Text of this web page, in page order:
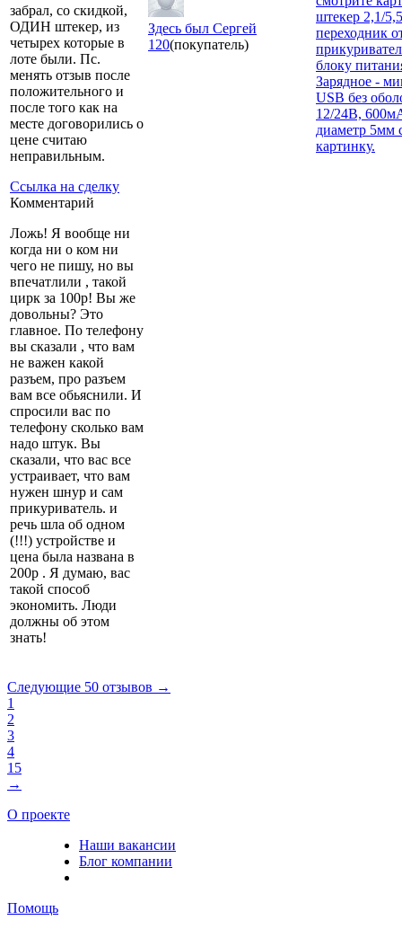
забрал, со скидкой,
ОДИН штекер, из
четырех которые в
лоте были. Пс.
менять отзыв после
положительного и
после того как на
месте договорились о
цене считаю
неправильным.
Ссылка на сделку
Комментарий
Ложь! Я вообще ни
когда ни о ком ни
чего не пишу, но вы
впечатлили , такой
цирк за 100р! Вы же
довольны? Это
главное. По телефону
вы сказали , что вам
не важен какой
разъем, про разъем
вам все обьяснили. И
спросили вас по
телефону сколько вам
надо штук. Вы
сказали, что вас все
устраивает, что вам
нужен шнур и сам
прикуриватель. и
речь шла об одном
(!!!) устройстве и
цена была названа в
200р . Я думаю, вас
такой способ
экономить. Люди
должны об этом
знать!
Здесь был Сергей
120(покупатель)
штекер 2,1/
переходник
блоку
Зарядное -
USB без
12/24В,
диаметр 5мм
картинку.
Следующие 50 отзывов →
1
2
3
4
15
→
О проекте
Наши вакансии
Блог компании
Помощь